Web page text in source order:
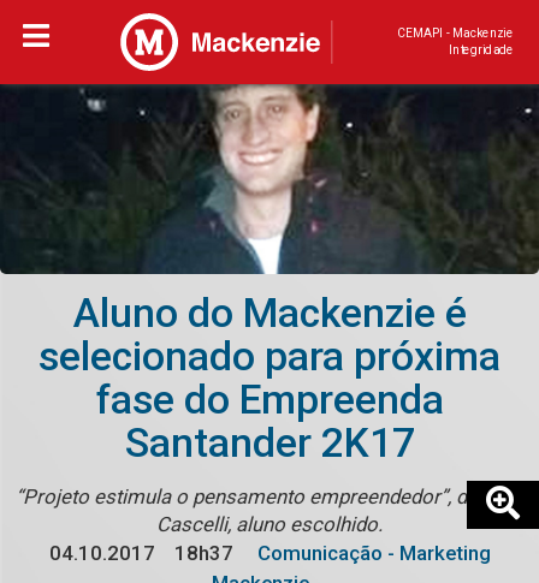
CEMAPI - Mackenzie
Integridade
Aluno do Mackenzie é
selecionado para próxima
fase do Empreenda
Santander 2K17
“Projeto estimula o pensamento empreendedor”, diz Luis
Cascelli, aluno escolhido.
04.10.2017
18h37
Comunicação - Marketing